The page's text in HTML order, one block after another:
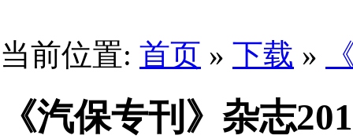
当前位置: 首页 » 下载 »
《汽保专刊》杂志